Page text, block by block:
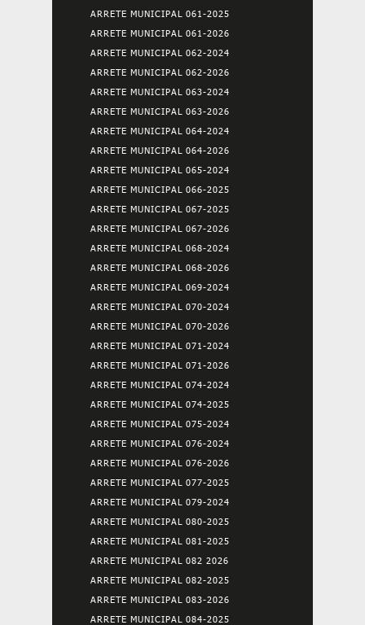
ARRETE MUNICIPAL 061-2025
ARRETE MUNICIPAL 061-2026
ARRETE MUNICIPAL 062-2024
ARRETE MUNICIPAL 062-2026
ARRETE MUNICIPAL 063-2024
ARRETE MUNICIPAL 063-2026
ARRETE MUNICIPAL 064-2024
ARRETE MUNICIPAL 064-2026
ARRETE MUNICIPAL 065-2024
ARRETE MUNICIPAL 066-2025
ARRETE MUNICIPAL 067-2025
ARRETE MUNICIPAL 067-2026
ARRETE MUNICIPAL 068-2024
ARRETE MUNICIPAL 068-2026
ARRETE MUNICIPAL 069-2024
ARRETE MUNICIPAL 070-2024
ARRETE MUNICIPAL 070-2026
ARRETE MUNICIPAL 071-2024
ARRETE MUNICIPAL 071-2026
ARRETE MUNICIPAL 074-2024
ARRETE MUNICIPAL 074-2025
ARRETE MUNICIPAL 075-2024
ARRETE MUNICIPAL 076-2024
ARRETE MUNICIPAL 076-2026
ARRETE MUNICIPAL 077-2025
ARRETE MUNICIPAL 079-2024
ARRETE MUNICIPAL 080-2025
ARRETE MUNICIPAL 081-2025
ARRETE MUNICIPAL 082 2026
ARRETE MUNICIPAL 082-2025
ARRETE MUNICIPAL 083-2026
ARRETE MUNICIPAL 084-2025